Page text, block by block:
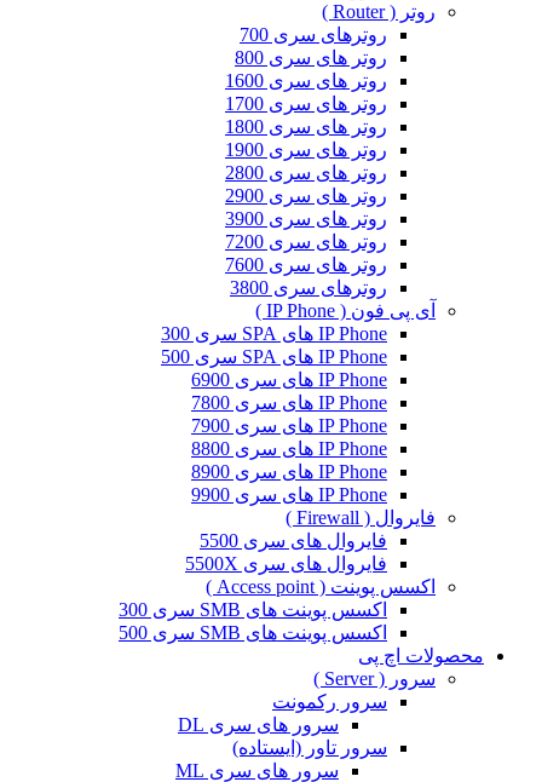
روتر ( Router )
روترهای سری 700
روتر های سری 800
روتر های سری 1600
روتر های سری 1700
روتر های سری 1800
روتر های سری 1900
روتر های سری 2800
روتر های سری 2900
روتر های سری 3900
روتر های سری 7200
روتر های سری 7600
روترهای سری 3800
آی پی فون ( IP Phone )
IP Phone های SPA سری 300
IP Phone های SPA سری 500
IP Phone های سری 6900
IP Phone های سری 7800
IP Phone های سری 7900
IP Phone های سری 8800
IP Phone های سری 8900
IP Phone های سری 9900
فایروال ( Firewall )
فایروال های سری 5500
فایروال های سری 5500X
اکسس پوینت ( Access point )
اکسس پوینت های SMB سری 300
اکسس پوینت های SMB سری 500
محصولات اچ پی
سرور ( Server )
سرور رکمونت
سرور های سری DL
سرور تاور (ایستاده)
سرور های سری ML